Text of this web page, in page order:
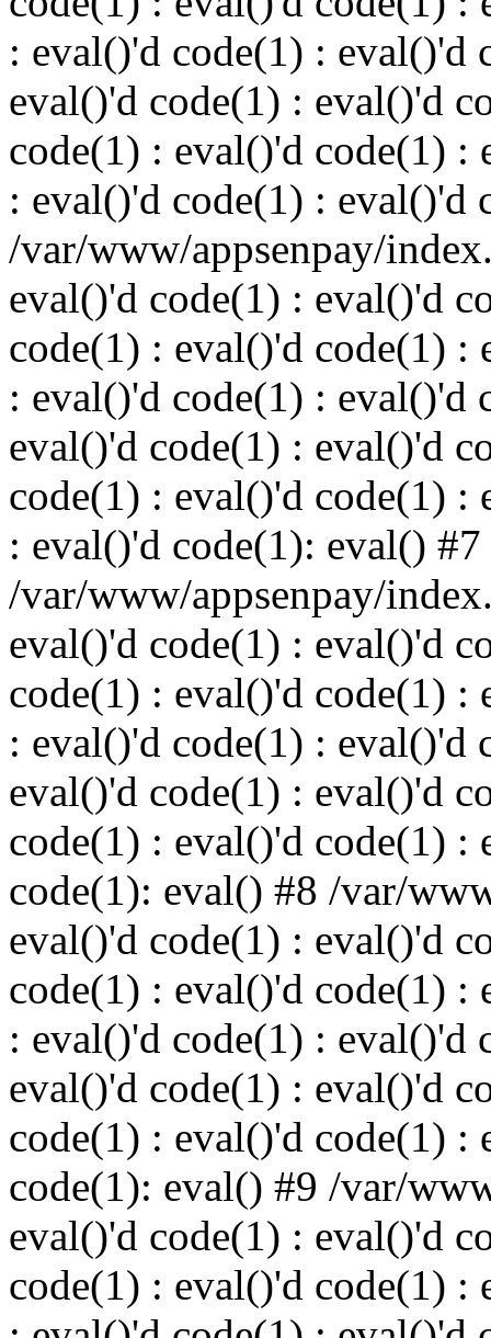
: eval()'d code(1) : eval()'d
eval()'d code(1) : eval()'d
code(1) : eval()'d code(1) :
: eval()'d code(1) : eval()'d
/var/www/appsenpay/
eval()'d code(1) : eval()'d
code(1) : eval()'d code(1) :
: eval()'d code(1) : eval()'d
eval()'d code(1) : eval()'d
code(1) : eval()'d code(1) :
: eval()'d code(1): eval() #7
/var/www/appsenpay/
eval()'d code(1) : eval()'d
code(1) : eval()'d code(1) :
: eval()'d code(1) : eval()'d
eval()'d code(1) : eval()'d
code(1) : eval()'d code(1) :
code(1): eval() #8 /var/
eval()'d code(1) : eval()'d
code(1) : eval()'d code(1) :
: eval()'d code(1) : eval()'d
eval()'d code(1) : eval()'d
code(1) : eval()'d code(1) :
code(1): eval() #9 /var/
eval()'d code(1) : eval()'d
code(1) : eval()'d code(1) :